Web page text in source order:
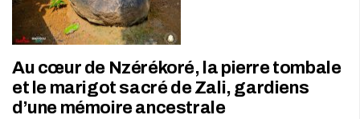
Au cœur de Nzérékoré, la pierre tombale
et le marigot sacré de Zali, gardiens
d’une mémoire ancestrale